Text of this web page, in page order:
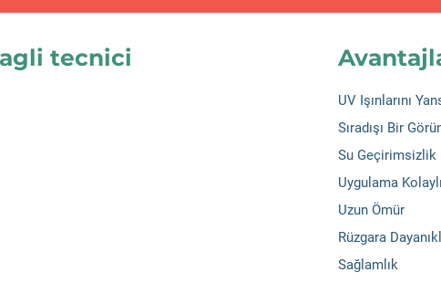
tecnici
UV Işınlarını
Sıradışı Bir
Su Geçirimsizlik
Uygulama
Uzun Ömür
Rüzgara
Sağlamlık